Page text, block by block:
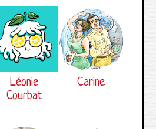
Léonie
Courbat
Carine